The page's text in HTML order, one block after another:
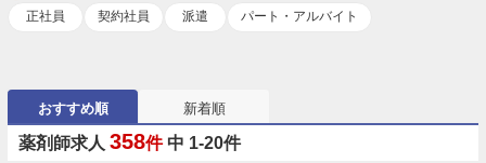
正社員
契約社員 派遣 パート・アルバイト
おすすめ順 新着順
薬剤師求人 358件 中 1-20件